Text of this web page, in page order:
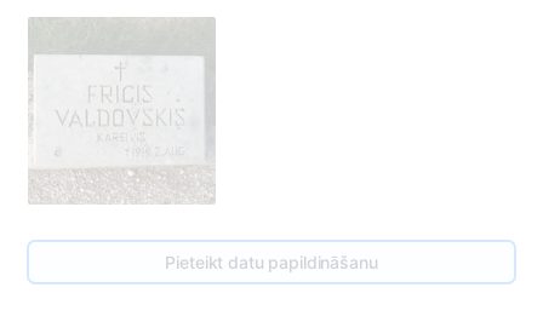
Pieteikt datu papildināšanu